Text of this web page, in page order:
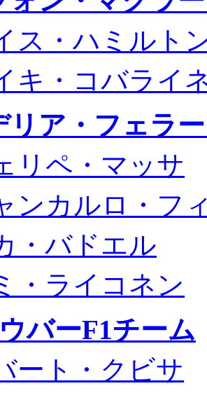
ス・ハミルト
キ・コバライ
リア・フェラ
リペ・マッサ
ンカルロ・フ
・バドエル
・ライコネン
バーF1チーム
ート・クビサ